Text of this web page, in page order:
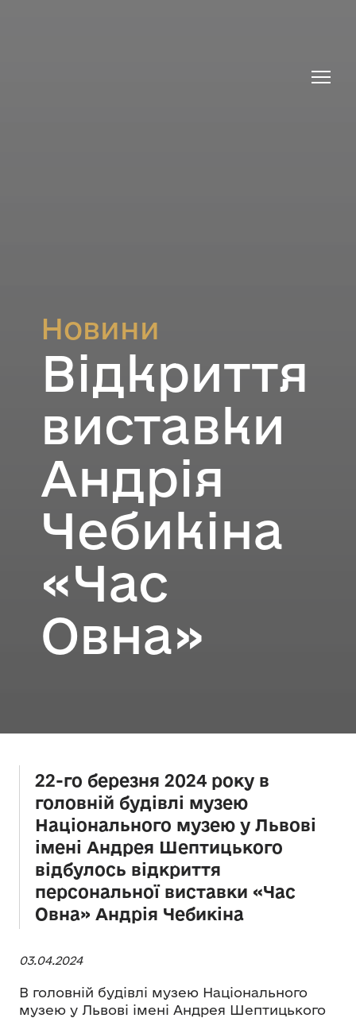
Новини
Відкриття
виставки
Андрія
Чебикіна
«Час
Овна»
22-го березня 2024 року в
головній будівлі музею
Національного музею у Львові
імені Андрея Шептицького
відбулось відкриття
персональної виставки «Час
Овна» Андрія Чебикіна
03.04.2024
В головній будівлі музею Національного
музею у Львові імені Андрея Шептицького